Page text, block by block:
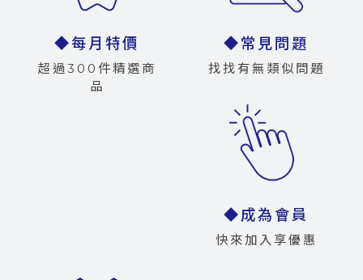
◆每月特價
超過300件精選商
品
◆常見問題
找找有無類似問題
◆成為會員
快來加入享優惠